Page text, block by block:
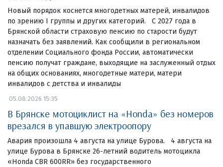
Новый порядок коснется многодетных матерей, инвалидов
по зрению I группы и других категорий. С 2027 года в
Брянской области страховую пенсию по старости будут
назначать без заявлений. Как сообщили в региональном
отделении Социального фонда России, автоматически
пенсию получат граждане, выходящие на заслуженный отдых
на общих основаниях, многодетные матери, матери
инвалидов с детства и инвалиды
05.08.2026 15:35
В Брянске мотоциклист на «Honda» без номеров
врезался в упавшую электроопору
Авария произошла 4 августа на улице Бурова. 4 августа на
улице Бурова в Брянске 26-летний водитель мотоцикла
«Honda CBR 600RR» без государственного